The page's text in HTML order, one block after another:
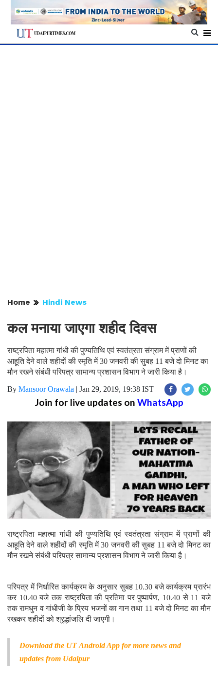
Home Hindi News
कल मनाया जाएगा शहीद दिवस
राष्ट्रपिता महात्मा गांधी की पुण्यतिथि एवं स्वतंत्रता संग्राम में प्राणों की
आहूति देने वाले शहीदों की स्मृति में 30 जनवरी की सुबह 11 बजे दो मिनट का
मौन रखने संबंधी परिपत्र सामान्य प्रशासन विभाग ने जारी किया है।
By Mansoor Orawala | Jan 29, 2019, 19:38 IST
Join for live updates on WhatsApp
राष्ट्रपिता महात्मा गांधी की पुण्यतिथि एवं स्वतंत्रता संग्राम में प्राणों की
आहूति देने वाले शहीदों की स्मृति में 30 जनवरी की सुबह 11 बजे दो मिनट का
मौन रखने संबंधी परिपत्र सामान्य प्रशासन विभाग ने जारी किया है।
परिपत्र में निर्धारित कार्यक्रम के अनुसार सुबह 10.30 बजे कार्यक्रम प्रारंभ
कर 10.40 बजे तक राष्ट्रपिता की प्रतिमा पर पुष्पार्पण, 10.40 से 11 बजे
तक रामधुन व गांधीजी के प्रिय भजनों का गान तथा 11 बजे दो मिनट का मौन
रखकर शहीदों को श्रृद्धांजलि दी जाएगी।
Download the UT Android App for more news and
updates from Udaipur